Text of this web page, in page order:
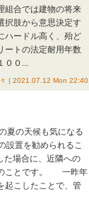
合では建物の将来
択肢から意思決定す
ハードル高く、殆ど
ートの法定耐用年数
００...
| 2021.07.12 Mon 22:40
夏の天候も気になる
設置を勧められるこ
場合に、近隣への
のことです。 一昨年
起こしたことで、管